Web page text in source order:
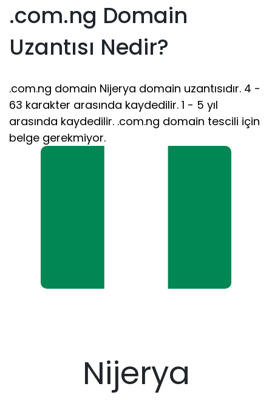
.com.ng Domain
Uzantısı Nedir?
.com.ng domain Nijerya domain uzantısıdır. 4 -
63 karakter arasında kaydedilir. 1 - 5 yıl
arasında kaydedilir. .com.ng domain tescili için
belge gerekmiyor.
Nijerya